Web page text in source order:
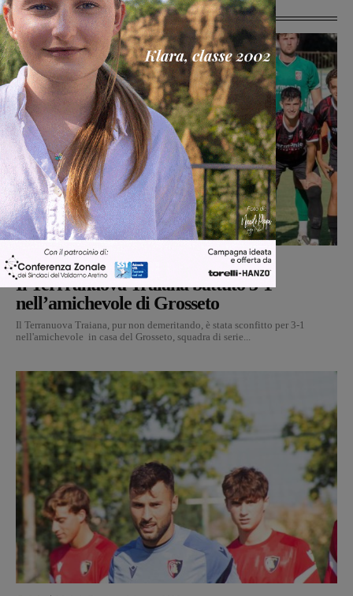
Ultime Notizie
Calcio Michele Bossini -8 Agosto 2026
Il Terrranuova Traiana battuto 3-1
nell’amichevole di Grosseto
Il Terranuova Traiana, pur non demeritando, è stata sconfitto per 3-1
nell'amichevole in casa del Grosseto, squadra di serie...